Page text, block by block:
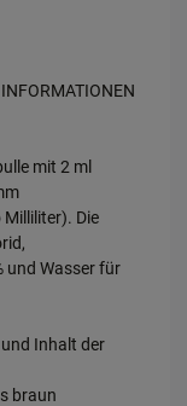
mit 2 ml
Die
und Wasser für
Inhalt der
braun